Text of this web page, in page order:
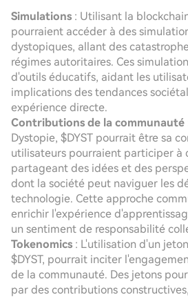
Simulations : Utilisant la
pourraient accéder à des
dystopiques, allant des
régimes autoritaires. Ces
d'outils éducatifs, aidant les
implications des tendances
expérience directe.
Contributions de la communauté
Dystopie, $DYST pourrait être sa
utilisateurs pourraient participer à
partageant des idées et des
dont la société peut naviguer les
technologie. Cette approche
enrichir l'expérience
un sentiment de responsabilité
Tokenomics : L'utilisation d'un
$DYST, pourrait inciter
de la communauté. Des jetons
par des contributions